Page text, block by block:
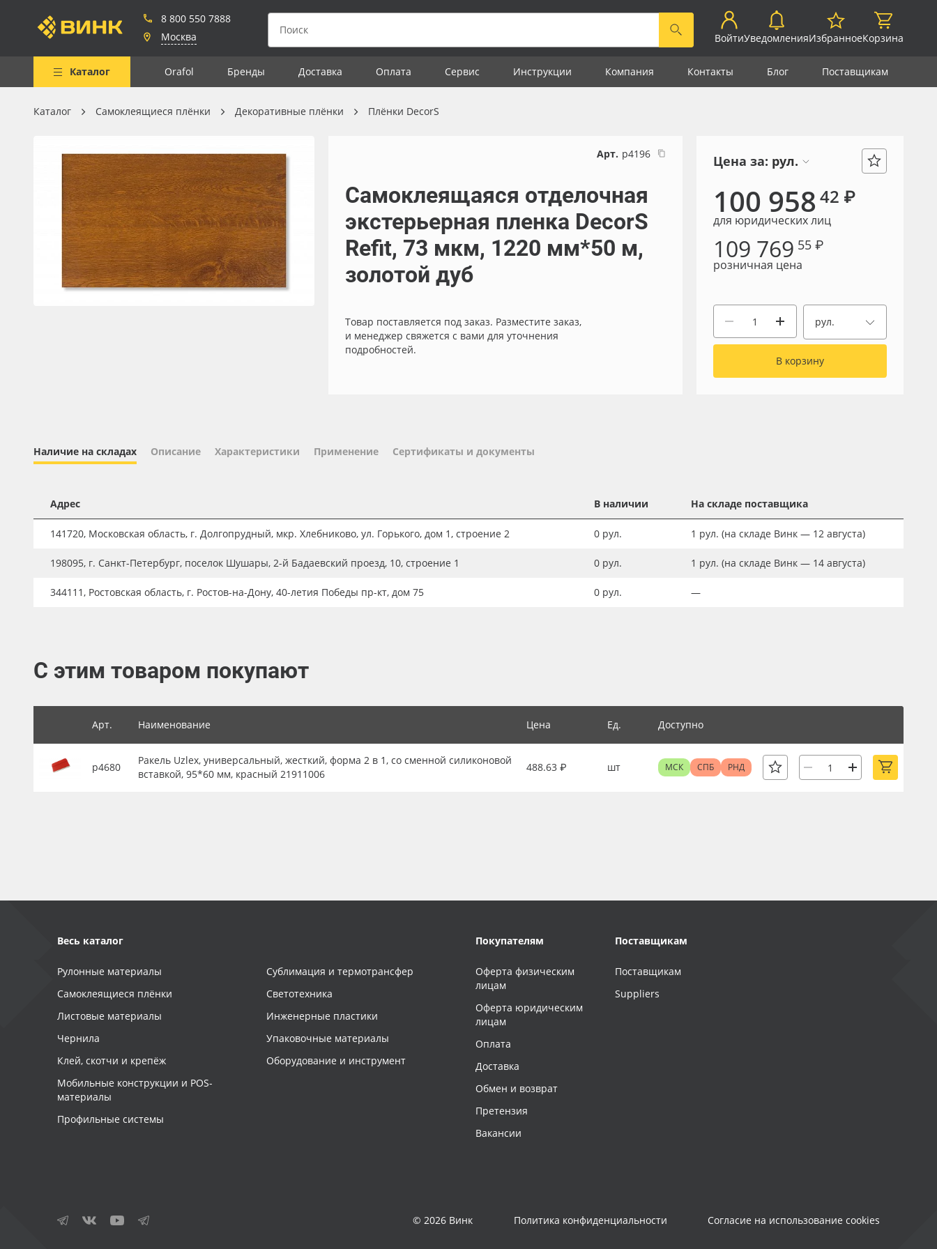
8 800 550 7888
Москва
ВойтиУведомленияИзбранноеКорзина
Каталог Orafol Бренды Доставка Оплата Сервис Инструкции Компания Контакты Блог Поставщикам
Весь каталог
Самоклеящиеся плёнки
Листовые материалы
Чернила
Клей, скотчи и крепёж
Мобильные конструкции и
POS-материалы
Новинки ассортимента
Плёнка монтажная Oratape
ПЭТ листовой
ПЭТ бэклит
Заготовки для сувениров
Каталог Самоклеящиеся плёнки Декоративные плёнки Плёнки DecorS
Арт. р4196
Самоклеящаяся отделочная
экстерьерная пленка DecorS
Refit, 73 мкм, 1220 мм*50 м,
золотой дуб
Товар поставляется под заказ. Разместите заказ,
и менеджер свяжется с вами для уточнения
подробностей.
Цена за: рул.
100 958 42 ₽
для юридических лиц
109 769 55 ₽
розничная цена
рул.
В корзину
Наличие на складах Описание Характеристики Применение Сертификаты и документы
Адрес В наличии На складе поставщика
141720, Московская область, г. Долгопрудный, мкр. Хлебниково, ул. Горького, дом 1, строение 2 0 рул. 1 рул. (на складе Винк — 12 августа)
198095, г. Санкт-Петербург, поселок Шушары, 2-й Бадаевский проезд, 10, строение 1 0 рул. 1 рул. (на складе Винк — 14 августа)
344111, Ростовская область, г. Ростов-на-Дону, 40-летия Победы пр-кт, дом 75 0 рул. —
С этим товаром покупают
Арт. Наименование Цена Ед. Доступно
р4680
Ракель Uzlex, универсальный, жесткий, форма 2 в 1, со сменной силиконовой
вставкой, 95*60 мм, красный 21911006
488.63 ₽ шт МСК СПБ РНД
Весь каталог
Рулонные материалы
Самоклеящиеся плёнки
Листовые материалы
Чернила
Клей, скотчи и крепёж
Мобильные конструкции и POS-
материалы
Профильные системы
Сублимация и термотрансфер
Светотехника
Инженерные пластики
Упаковочные материалы
Оборудование и инструмент
Покупателям
Оферта физическим
лицам
Оферта юридическим
лицам
Оплата
Доставка
Обмен и возврат
Претензия
Вакансии
Поставщикам
Поставщикам
Suppliers
© 2026 Винк Политика конфиденциальности Согласие на использование cookies